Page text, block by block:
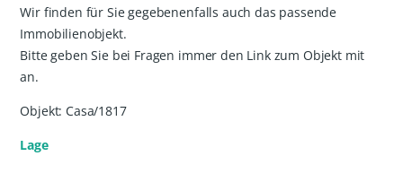
Wir finden für Sie gegebenenfalls auch das passende
Immobilienobjekt.
Bitte geben Sie bei Fragen immer den Link zum Objekt mit
an.
Objekt: Casa/1817
Lage